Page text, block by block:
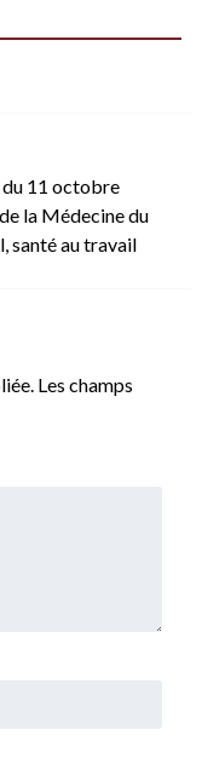
du 11 octobre
la Médecine du
, santé au travail
Les champs